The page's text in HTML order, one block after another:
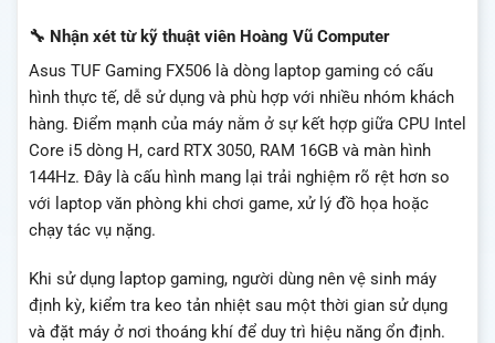
🔧 Nhận xét từ kỹ thuật viên Hoàng Vũ Computer
Asus TUF Gaming FX506 là dòng laptop gaming có cấu
hình thực tế, dễ sử dụng và phù hợp với nhiều nhóm khách
hàng. Điểm mạnh của máy nằm ở sự kết hợp giữa CPU Intel
Core i5 dòng H, card RTX 3050, RAM 16GB và màn hình
144Hz. Đây là cấu hình mang lại trải nghiệm rõ rệt hơn so
với laptop văn phòng khi chơi game, xử lý đồ họa hoặc
chạy tác vụ nặng.
Khi sử dụng laptop gaming, người dùng nên vệ sinh máy
định kỳ, kiểm tra keo tản nhiệt sau một thời gian sử dụng
và đặt máy ở nơi thoáng khí để duy trì hiệu năng ổn định.